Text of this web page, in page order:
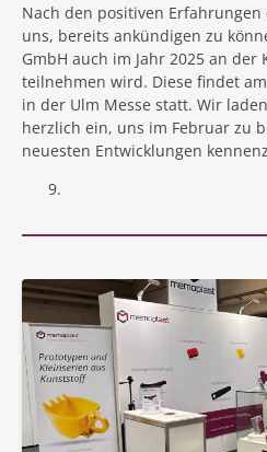
Nach den positiven
uns, bereits ankündigen zu
GmbH auch im Jahr 2025 an der
teilnehmen wird. Diese findet
in der Ulm Messe statt. Wir
herzlich ein, uns im Februar zu
neuesten Entwicklungen